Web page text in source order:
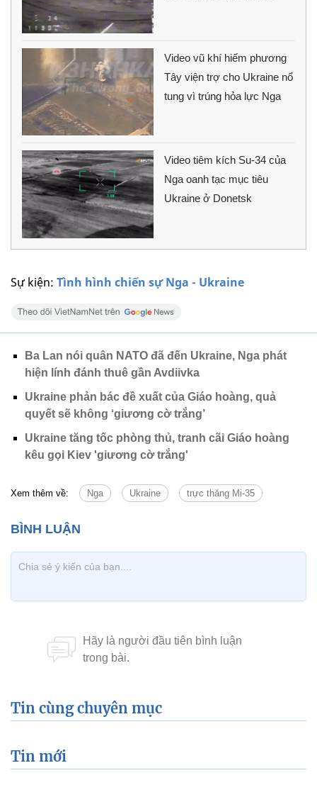
Sự kiện: Tình hình chiến sự Nga - Ukraine
Video vũ khí hiếm phương
Tây viện trợ cho Ukraine nổ
tung vì trúng hỏa lực Nga
Video tiêm kích Su-34 của
Nga oanh tạc mục tiêu
Ukraine ở Donetsk
Ba Lan nói quân NATO đã đến Ukraine, Nga phát
hiện lính đánh thuê gần Avdiivka
Ukraine phản bác đề xuất của Giáo hoàng, quả
quyết sẽ không ‘giương cờ trắng’
Ukraine tăng tốc phòng thủ, tranh cãi Giáo hoàng
kêu gọi Kiev 'giương cờ trắng'
Xem thêm về: Nga Ukraine trực thăng Mi-35
Tin cùng chuyên mục
Tin mới